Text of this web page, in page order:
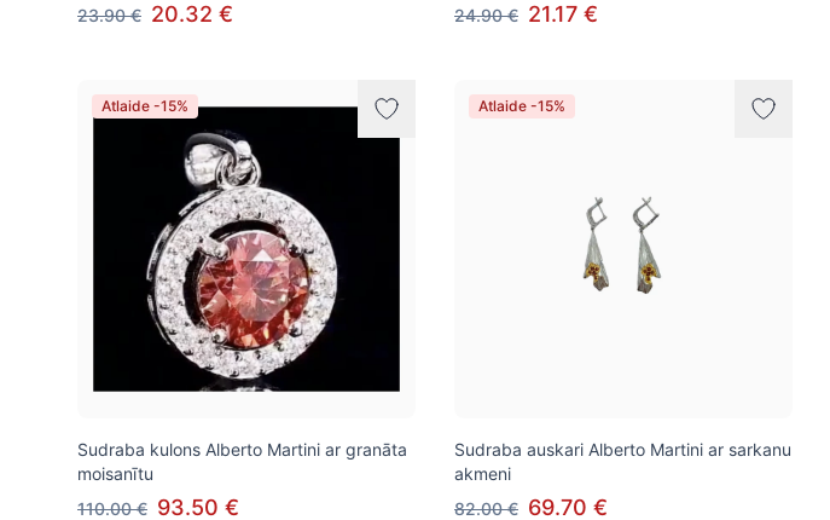
23.90 € 20.32 €
24.90 € 21.17 €
Atlaide -15%
Sudraba kulons Alberto Martini ar granāta
moisanītu
110.00 € 93.50 €
Atlaide -15%
Sudraba auskari Alberto Martini ar sarkanu
akmeni
82.00 € 69.70 €